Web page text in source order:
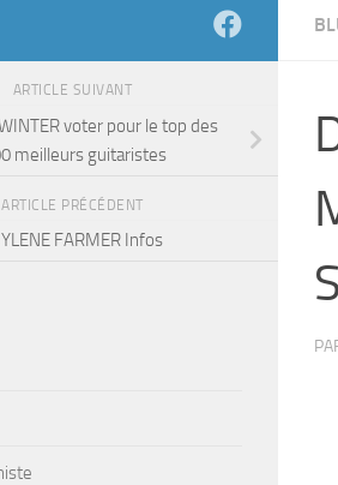
ARTICLE SUIVANT
voter pour le top des
meilleurs guitaristes
ARTICLE PRÉCÉDENT
FARMER Infos